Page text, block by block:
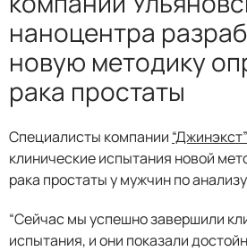
Инфекции
Пренатальная
Выделение РНК и
Полиморфизмы
ПАСПОРТ
УСЛУГИ
КОНТАКТЫ
наноцентра
новую методику
рака простаты
Специалисты компании “Джинэкст”
клинические испытания новой
рака простаты у мужчин по
“Сейчас мы успешно завершили
испытания, и они показали